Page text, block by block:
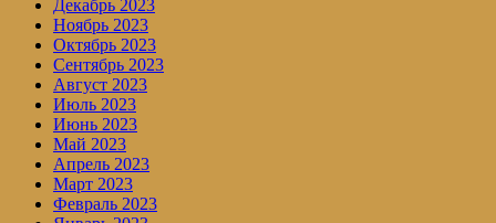
Декабрь 2023
Ноябрь 2023
Октябрь 2023
Сентябрь 2023
Август 2023
Июль 2023
Июнь 2023
Май 2023
Апрель 2023
Март 2023
Февраль 2023